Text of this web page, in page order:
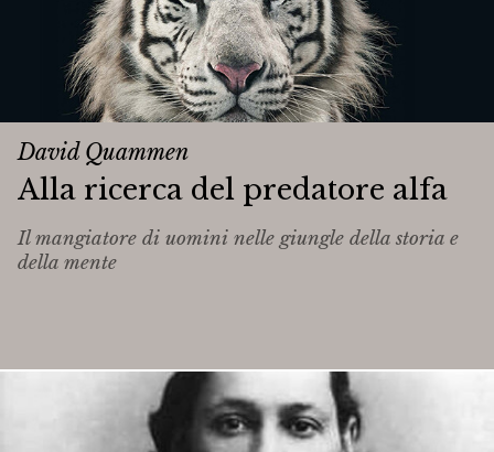
David Quammen
Alla ricerca del predatore alfa
Il mangiatore di uomini nelle giungle della storia e
della mente